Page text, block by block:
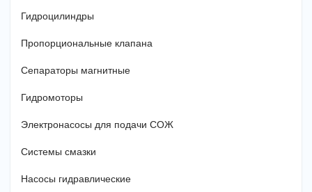
Гидроцилиндры
Пропорциональные клапана
Сепараторы магнитные
Гидромоторы
Электронасосы для подачи СОЖ
Системы смазки
Насосы гидравлические